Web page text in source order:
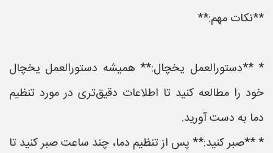
**نکات مهم:**
* **دستورالعمل یخچال:** همیشه دستورالعمل یخچال
خود را مطالعه کنید تا اطلاعات دقیق‌تری در مورد تنظیم
دما به دست آورید.
* **صبر کنید:** پس از تنظیم دما، چند ساعت صبر کنید تا